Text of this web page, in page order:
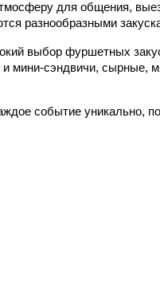
для общения,
разнообразными
выбор фуршетных
мини-сэндвичи,
событие уникально,